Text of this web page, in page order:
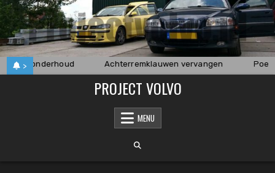
Skip
to
content
>
en onderhoud Achterremklauwen vervangen
PROJECT VOLVO
MENU